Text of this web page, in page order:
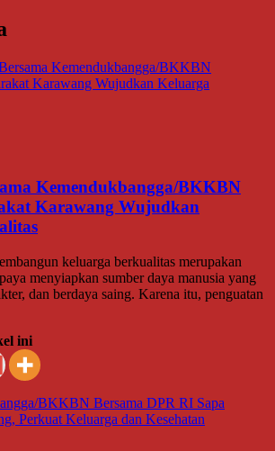
Kemendukbangga/BKKBN
Karawang Wujudkan
keluarga berkualitas merupakan
menyiapkan sumber daya manusia yang
dan berdaya saing. Karena itu, penguatan
ini